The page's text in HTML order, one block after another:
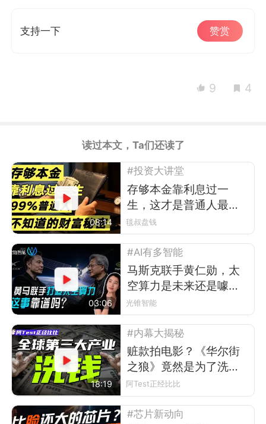
支持一下 赞赏
9 4
读过本文，Ta们还读了
08:14
#投资大讲堂
存够本金靠利息过一
生，这才是普通人最靠
谱的财富之路
毯叔盘钱
03:06
#AI有多智能
马斯克联手黄仁勋，太
空算力是未来还是噱
头？
光锥智能
18:19
#内幕大揭秘
赃款拍电影？《华尔街
之狼》竟然是为了洗
钱？
阿Test正经比比
#芯片新动向